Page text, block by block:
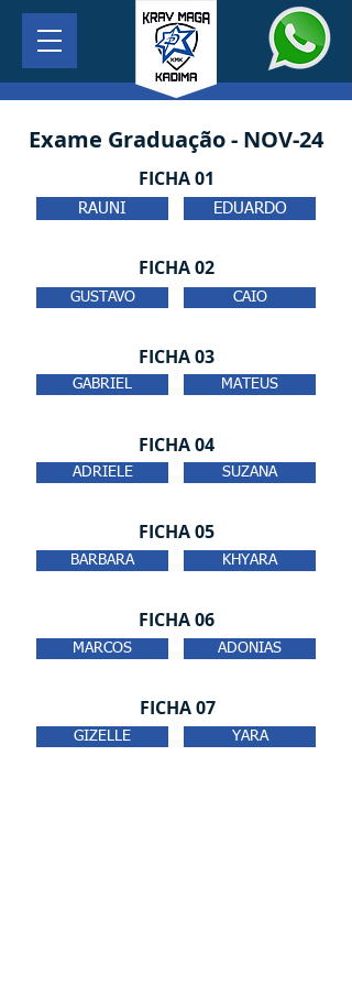
Exame Graduação - NOV-24
FICHA 01
RAUNI EDUARDO
FICHA 02
GUSTAVO CAIO
FICHA 03
GABRIEL MATEUS
FICHA 04
ADRIELE SUZANA
FICHA 05
BARBARA KHYARA
FICHA 06
MARCOS ADONIAS
FICHA 07
GIZELLE YARA